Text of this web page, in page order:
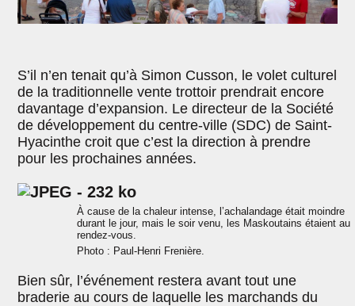
S’il n’en tenait qu’à Simon Cusson, le volet culturel
de la traditionnelle vente trottoir prendrait encore
davantage d’expansion. Le directeur de la Société
de développement du centre-ville (SDC) de Saint-
Hyacinthe croit que c’est la direction à prendre
pour les prochaines années.
À cause de la chaleur intense, l’achalandage était moindre
durant le jour, mais le soir venu, les Maskoutains étaient au
rendez-vous.
Photo : Paul-Henri Frenière.
Bien sûr, l’événement restera avant tout une
braderie au cours de laquelle les marchands du